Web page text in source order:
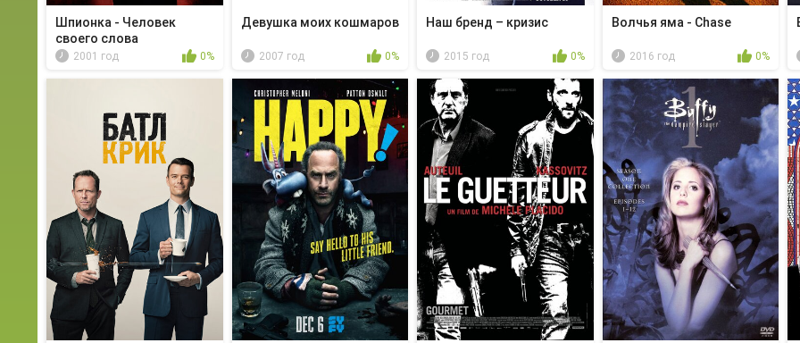
Шпионка - Человек
своего слова
2001 год 0%
Девушка моих кошмаров
2007 год 0%
Наш бренд – кризис
2015 год 0%
Волчья яма - Chase
2016 год 0%